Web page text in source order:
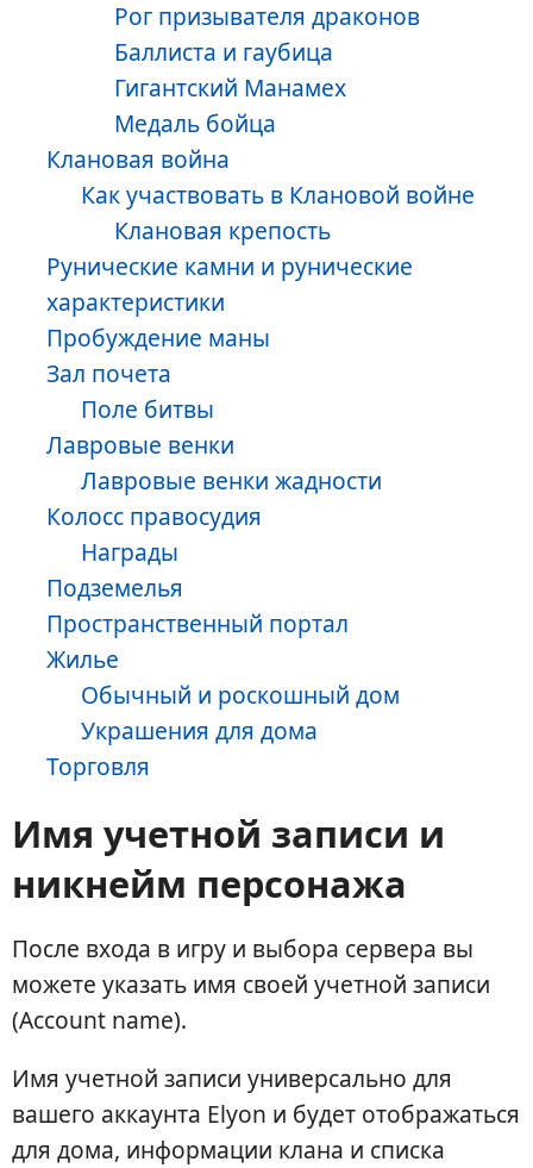
Рог призывателя драконов
Баллиста и гаубица
Гигантский Манамех
Медаль бойца
Клановая война
Как участвовать в Клановой войне
Клановая крепость
Рунические камни и рунические
характеристики
Пробуждение маны
Зал почета
Поле битвы
Лавровые венки
Лавровые венки жадности
Колосс правосудия
Награды
Подземелья
Пространственный портал
Жилье
Обычный и роскошный дом
Украшения для дома
Торговля
Имя учетной записи и
никнейм персонажа
После входа в игру и выбора сервера вы
можете указать имя своей учетной записи
(Account name).
Имя учетной записи универсально для
вашего аккаунта Elyon и будет отображаться
для дома, информации клана и списка